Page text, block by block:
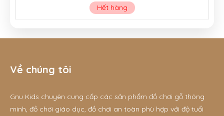
Hết hàng
Về chúng tôi
Gnu Kids chuyên cung cấp các sản phẩm đồ chơi gỗ thông
minh, đồ chơi giáo dục, đồ chơi an toàn phù hợp với độ tuổi